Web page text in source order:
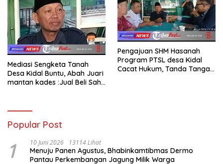
Mediasi Sengketa Tanah
Desa Kidal Buntu, Abah Juari
mantan kades :Jual Beli Sah,
Membatalkan Hak Warga.
Pengajuan SHM Hasanah
Program PTSL desa Kidal
Cacat Hukum, Tanda Tangan
Popular Post
1 10 Juni 2026 13114 Lihat
Menuju Panen Agustus, Bhabinkamtibmas Dermo
Pantau Perkembangan Jagung Milik Warga